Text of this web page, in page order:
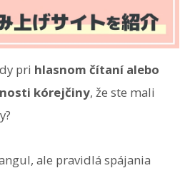
pri hlasnom čítaní alebo
kórejčiny, že ste mali
ale pravidlá spájania